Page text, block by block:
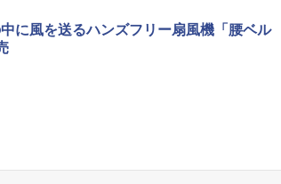
に風を送るハンズフリー扇風機「腰ベル